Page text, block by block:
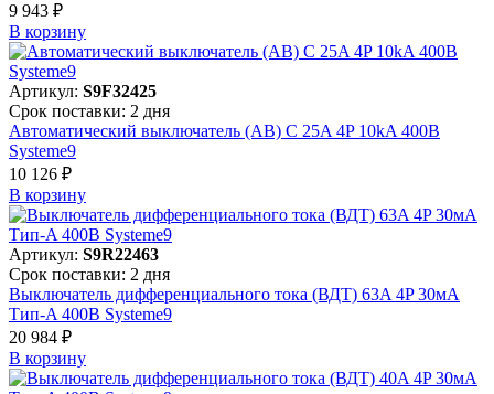
9 943 ₽
В корзинy
Артикул: S9F32425
Срок поставки: 2 дня
Автоматический выключатель (АВ) C 25A 4P 10kA 400В
Systeme9
10 126 ₽
В корзинy
Артикул: S9R22463
Срок поставки: 2 дня
Выключатель дифференциального тока (ВДТ) 63A 4P 30мА
Тип-A 400В Systeme9
20 984 ₽
В корзинy